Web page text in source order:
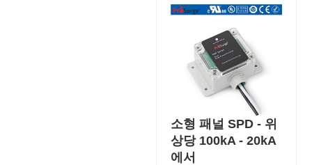
소형 패널 SPD - 위
상당 100kA - 20kA
에서